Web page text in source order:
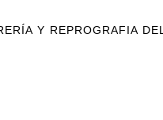
Y REPROGRAFIA